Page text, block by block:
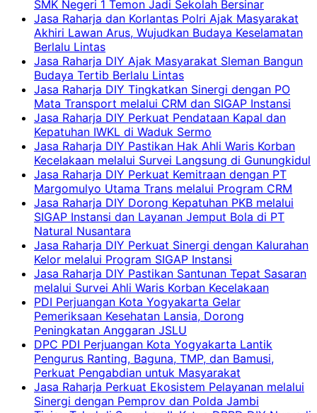
SMK Negeri 1 Temon Jadi Sekolah Bersinar
Jasa Raharja dan Korlantas Polri Ajak Masyarakat
Akhiri Lawan Arus, Wujudkan Budaya Keselamatan
Berlalu Lintas
Jasa Raharja DIY Ajak Masyarakat Sleman Bangun
Budaya Tertib Berlalu Lintas
Jasa Raharja DIY Tingkatkan Sinergi dengan PO
Mata Transport melalui CRM dan SIGAP Instansi
Jasa Raharja DIY Perkuat Pendataan Kapal dan
Kepatuhan IWKL di Waduk Sermo
Jasa Raharja DIY Pastikan Hak Ahli Waris Korban
Kecelakaan melalui Survei Langsung di Gunungkidul
Jasa Raharja DIY Perkuat Kemitraan dengan PT
Margomulyo Utama Trans melalui Program CRM
Jasa Raharja DIY Dorong Kepatuhan PKB melalui
SIGAP Instansi dan Layanan Jemput Bola di PT
Natural Nusantara
Jasa Raharja DIY Perkuat Sinergi dengan Kalurahan
Kelor melalui Program SIGAP Instansi
Jasa Raharja DIY Pastikan Santunan Tepat Sasaran
melalui Survei Ahli Waris Korban Kecelakaan
PDI Perjuangan Kota Yogyakarta Gelar
Pemeriksaan Kesehatan Lansia, Dorong
Peningkatan Anggaran JSLU
DPC PDI Perjuangan Kota Yogyakarta Lantik
Pengurus Ranting, Baguna, TMP, dan Bamusi,
Perkuat Pengabdian untuk Masyarakat
Jasa Raharja Perkuat Ekosistem Pelayanan melalui
Sinergi dengan Pemprov dan Polda Jambi